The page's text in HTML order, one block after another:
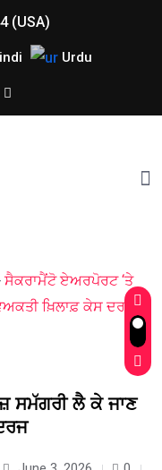
(USA)
Urdu
ਸੈਕਰਾਮੈਂਟੋ ਏਅਰਪੋਰਟ ‘ਤੇ
ਖ਼ਿਲਾਫ਼ ਕੇਸ ਦਰਜ
ਸਮੱਗਰੀ ਲੈ ਕੇ ਜਾਣ